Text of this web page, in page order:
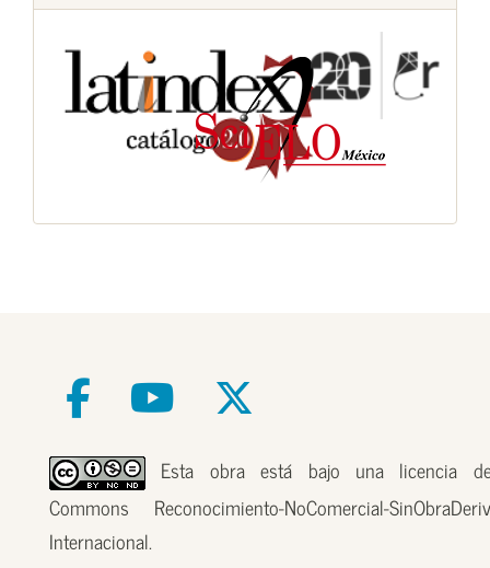
Esta obra está bajo una licencia
Commons Reconocimiento-NoComercial-
Internacional.